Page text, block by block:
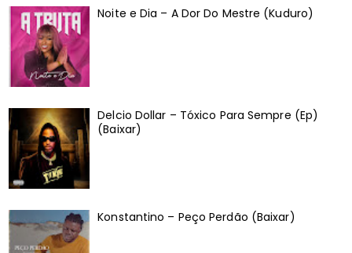
Noite e Dia – A Dor Do Mestre (Kuduro)
Delcio Dollar – Tóxico Para Sempre (Ep)
(Baixar)
Konstantino – Peço Perdão (Baixar)